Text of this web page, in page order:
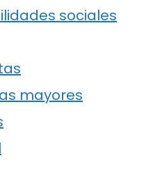
sociales
mayores